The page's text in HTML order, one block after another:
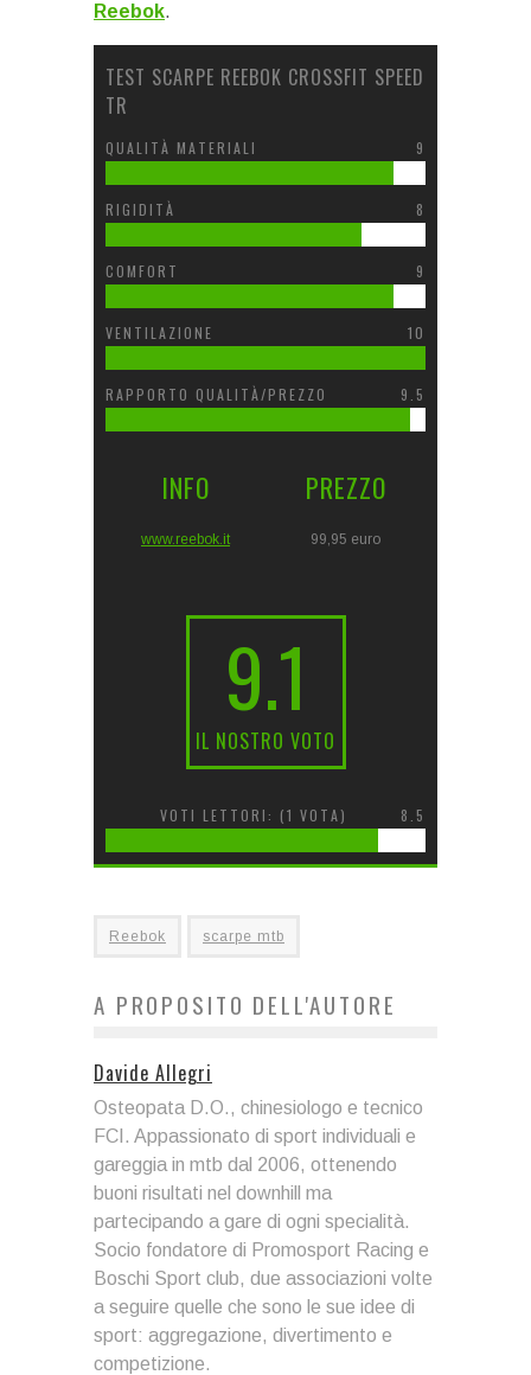
Reebok.
TEST SCARPE REEBOK CROSSFIT SPEED
TR
QUALITÀ MATERIALI 9
RIGIDITÀ 8
COMFORT 9
VENTILAZIONE 10
RAPPORTO QUALITÀ/PREZZO 9.5
INFO
www.reebok.it
PREZZO
99,95 euro
9.1
IL NOSTRO VOTO
VOTI LETTORI: (1 VOTA) 8.5
Reebok scarpe mtb
A PROPOSITO DELL'AUTORE
Davide Allegri
Osteopata D.O., chinesiologo e tecnico
FCI. Appassionato di sport individuali e
gareggia in mtb dal 2006, ottenendo
buoni risultati nel downhill ma
partecipando a gare di ogni specialità.
Socio fondatore di Promosport Racing e
Boschi Sport club, due associazioni volte
a seguire quelle che sono le sue idee di
sport: aggregazione, divertimento e
competizione.